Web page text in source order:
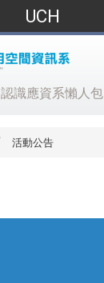
UCH
認識應資系懶人包
活動公告